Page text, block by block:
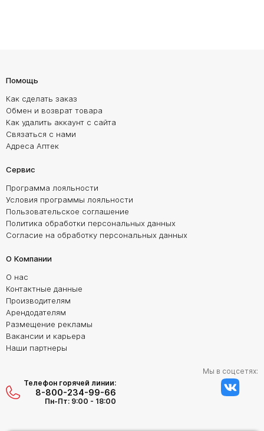
Помощь
Как сделать заказ
Обмен и возврат товара
Как удалить аккаунт с сайта
Связаться с нами
Адреса Аптек
Сервис
Программа лояльности
Условия программы лояльности
Пользовательское соглашение
Политика обработки персональных данных
Согласие на обработку персональных данных
О Компании
О нас
Контактные данные
Производителям
Арендодателям
Размещение рекламы
Вакансии и карьера
Наши партнеры
Телефон горячей линии:
8-800-234-99-66
Пн-Пт: 9:00 - 18:00
Мы в соцсетях: